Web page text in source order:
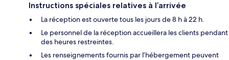
Instructions spéciales relatives à l’arrivée
La réception est ouverte tous les jours de 8 h à 22 h.
Le personnel de la réception accueillera les clients pendant
des heures restreintes.
Les renseignements fournis par l’hébergement peuvent